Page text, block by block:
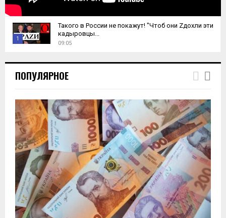
1
h
u
a
y
u
e
Такого в России не покажут! "Чтоб они Zдохли эти
кадыровцы...
09:05
ПОПУЛЯРНОЕ